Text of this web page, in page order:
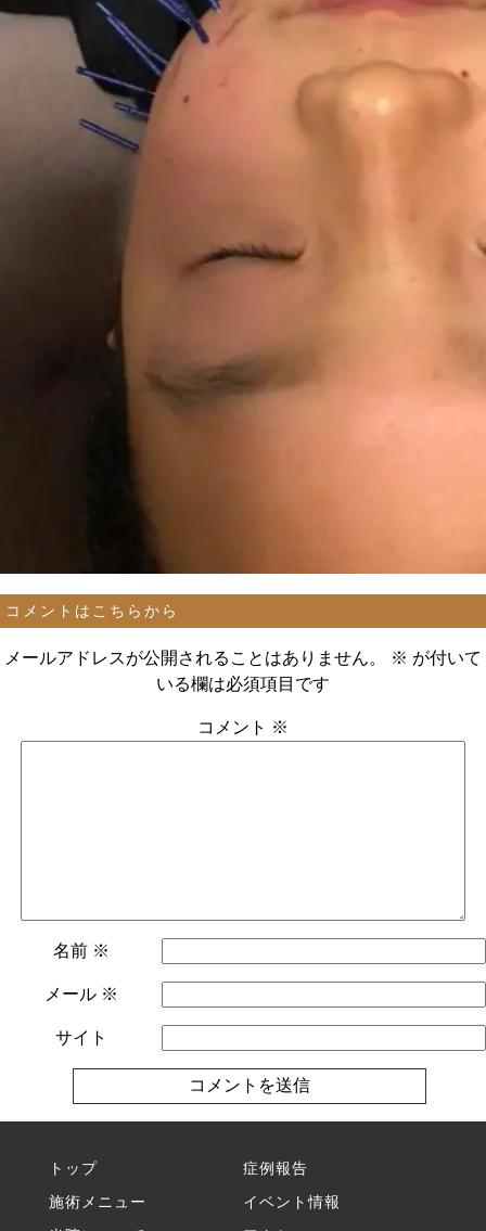
コメントはこちらから
メールアドレスが公開されることはありません。 ※ が付いて
いる欄は必須項目です
コメント ※
名前 ※
メール ※
サイト
トップ
施術メニュー
症例報告
イベント情報